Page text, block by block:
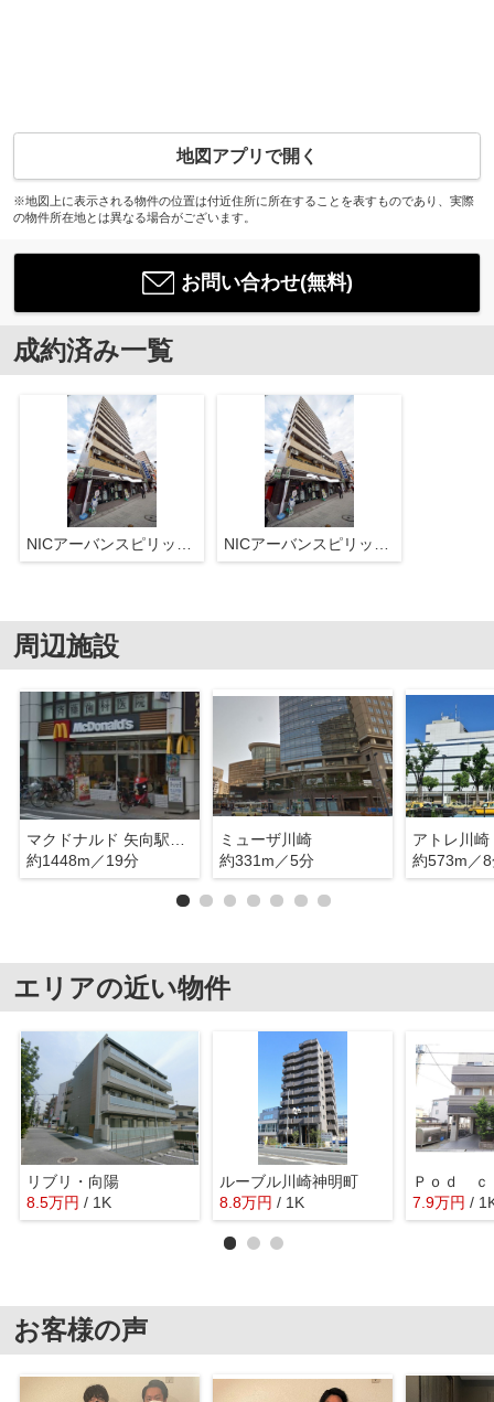
地図アプリで開く
※地図上に表示される物件の位置は付近住所に所在することを表すものであり、実際
の物件所在地とは異なる場合がございます。
お問い合わせ(無料)
成約済み一覧
NICアーバンスピリッツ川崎 NICアーバンスピリッツ川崎
周辺施設
約1448m／19分
ミューザ川崎
約331m／5分
アトレ川崎
約573m／
エリアの近い物件
リブリ・向陽
8.5万円 / 1K
ルーブル川崎神明町
8.8万円 / 1K 7.9万円 /
お客様の声